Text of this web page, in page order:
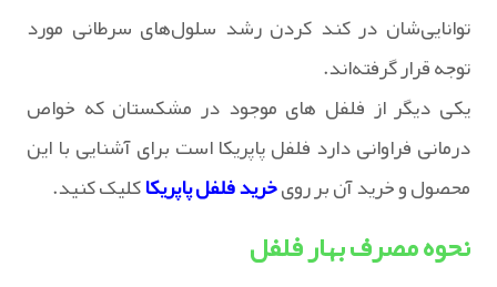
توانایی‌شان در کند کردن رشد سلول‌های سرطانی مورد
توجه قرار گرفته‌اند.
یکی دیگر از فلفل های موجود در مشکستان که خواص
درمانی فراوانی دارد فلفل پاپریکا است برای آشنایی با این
محصول و خرید آن بر رویخرید فلفل پاپریکاکلیک کنید.
نحوه مصرف بهار فلفل